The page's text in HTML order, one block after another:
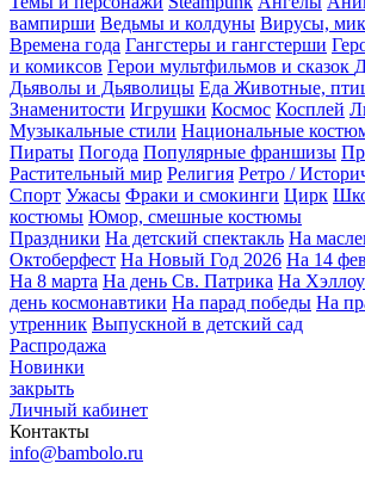
вампирши Ведьмы и колдуны Вирусы,
Времена года Гангстеры и гангстерши
и комиксов Герои мультфильмов и сказок
Дьяволы и Дьяволицы Еда Животные,
Знаменитости Игрушки Космос Косплей
Музыкальные стили Национальные
Пираты Погода Популярные франшизы
Растительный мир Религия Ретро /
Спорт Ужасы Фраки и смокинги Цирк
костюмы Юмор, смешные костюмы
Праздники На детский спектакль На
Октоберфест На Новый Год 2026 На 14
На 8 марта На день Св. Патрика На
день космонавтики На парад победы На
утренник Выпускной в детский сад
Распродажа
Новинки
закрыть
Личный кабинет
Контакты
info@bambolo.ru